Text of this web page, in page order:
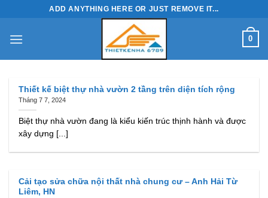
content
ADD ANYTHING HERE OR JUST REMOVE IT...
0
Thiết kế biệt thự nhà vườn 2 tầng trên diện tích rộng
Tháng 7 7, 2024
Biệt thự nhà vườn đang là kiểu kiến trúc thịnh hành và được
xây dựng [...]
Cải tạo sửa chữa nội thất nhà chung cư – Anh Hải Từ
Liêm, HN